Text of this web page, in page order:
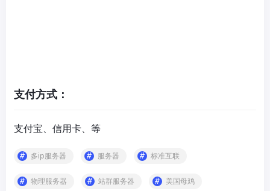
支付方式：
支付宝、信用卡、等
多ip服务器 服务器 标准互联
物理服务器 站群服务器 美国母鸡